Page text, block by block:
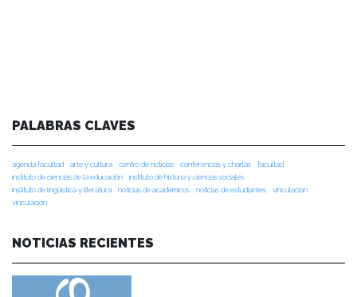
PALABRAS CLAVES
agenda facultad arte y cultura centro de noticias conferencias y charlas
facultad
instituto de ciencias de la educación
instituto de historia y ciencias sociales
instituto de lingüística y literatura
noticias de académicos noticias de estudiantes
vinculacion
vinculación
NOTICIAS RECIENTES